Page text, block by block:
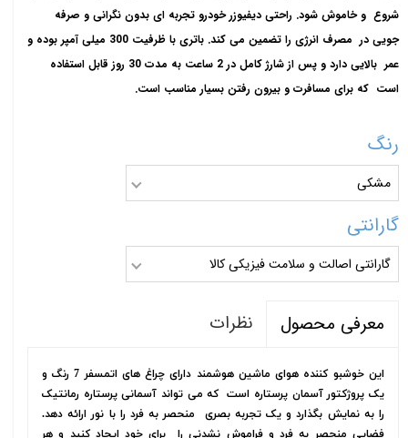
شروع و خاموش شود. راحتی دیفیوزر خودرو تجربه ای بدون نگرانی و صرفه
جویی در مصرف انرژی را تضمین می کند. باتری با ظرفیت 300 میلی آمپر بوده و
عمر بالایی دارد و پس از شارژ کامل در 2 ساعت به مدت 30 روز قابل استفاده
است که برای مسافرت و بیرون رفتن بسیار مناسب است.
رنگ
مشکی
گارانتی
گارانتی اصالت و سلامت فیزیکی کالا
معرفی محصول نظرات
این خوشبو کننده هوای ماشین هوشمند دارای چراغ های اتمسفر 7 رنگ و
یک پروژکتور آسمان پرستاره است که می تواند آسمانی پرستاره رمانتیک
را به نمایش بگذارد و یک تجربه بصری منحصر به فرد را با نور ارائه دهد.
فضایی منحصر به فرد و فراموش نشدنی را برای خود ایجاد کنید و هر